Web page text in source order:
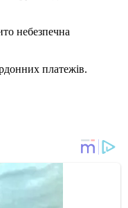
небезпечна
платежів.